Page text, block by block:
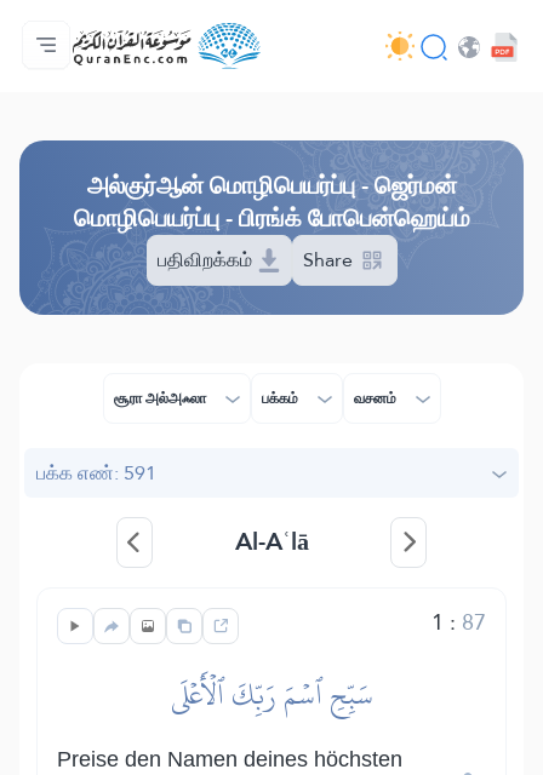
முகப்பு
மொழிபெயர்ப்பு அட்டவணை
Audio
வடிவமைப்போரின் பணிகள் - API
வேலைத் திட்டம் தொடர்பாக
எம்மோடு தொடர்புகொள்ள
மொழி
அல்குர்ஆன் மொழிபெயர்ப்பு - ஜெர்மன்
மொழிபெயர்ப்பு - பிரங்க் போபென்ஹெய்ம்
பதிவிறக்கம் Share
சூரா அல்அஃலா பக்கம் வசனம்
பக்க எண்: 591
Al-Aʿlā
1 : 87
سَبِّحِ ٱسۡمَ رَبِّكَ ٱلۡأَعۡلَى
Preise den Namen deines höchsten